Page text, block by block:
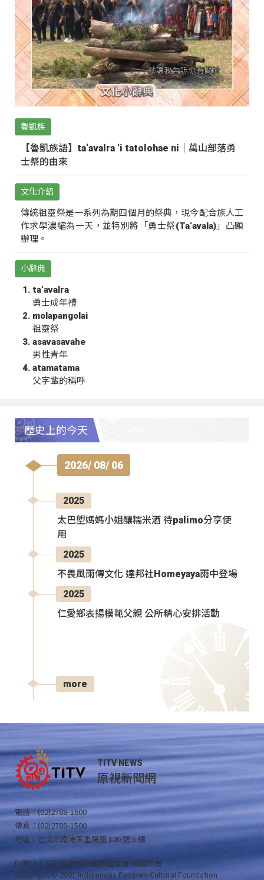
魯凱族
【魯凱族語】ta‘avalra ‘i tatolohae ni｜萬山部落勇
士祭的由來
文化介紹
傳統祖靈祭是一系列為期四個月的祭典，現今配合族人工
作求學濃縮為一天，並特別將「勇士祭(Ta‘avala)」凸顯
辦理。
小辭典
ta‘avalra
勇士成年禮
molapangolai
祖靈祭
asavasavahe
男性青年
atamatama
父字輩的稱呼
歷史上的今天
2026/ 08/ 06
2025
太巴塱媽媽小姐釀糯米酒 待palimo分享使
用
2025
不畏風雨傳文化 達邦社Homeyaya雨中登場
2025
仁愛鄉表揚模範父親 公所精心安排活動
more
TITV NEWS
原視新聞網
電話：(02)2788-1600
傳真：(02)2788-1500
地址：台北市南港區重陽路 120 號 5 樓
財團法人原住民族文化事業基金會 版權所有
Copyright © 2021 Indigenous Peoples Cultural Foundation